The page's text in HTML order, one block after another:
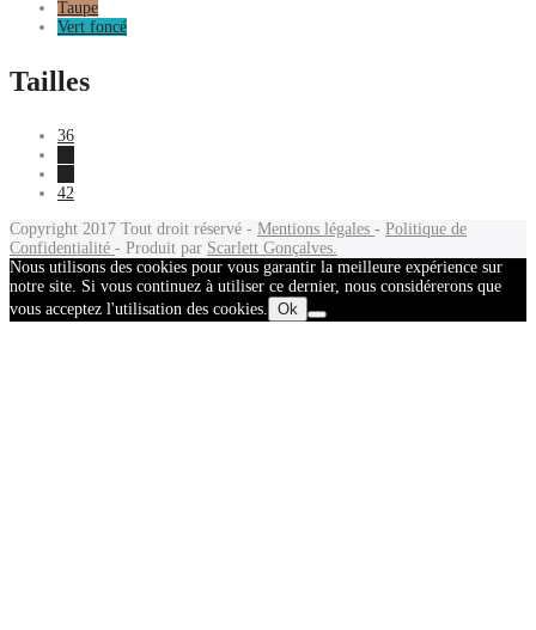
Taupe
Vert foncé
Tailles
36
42
Copyright 2017 Tout droit réservé - Mentions légales - Politique de
Confidentialité - Produit par Scarlett Gonçalves.
Nous utilisons des cookies pour vous garantir la meilleure expérience sur
notre site. Si vous continuez à utiliser ce dernier, nous considérerons que
vous acceptez l'utilisation des cookies. Ok